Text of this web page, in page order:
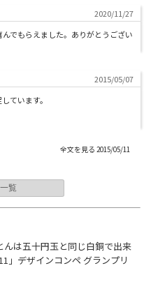
2020/11/27
でもらえました。ありがとうござい
2015/05/07
ています。
2015/05/11
覧
は五十円玉と同じ白銅で出来
」デザインコンペ グランプリ